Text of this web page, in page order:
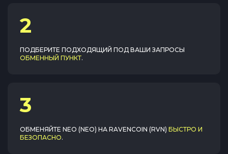
2
ПОДБЕРИТЕ ПОДХОДЯЩИЙ ПОД ВАШИ ЗАПРОСЫ
ОБМЕННЫЙ ПУНКТ.
3
ОБМЕНЯЙТЕ NEO (NEO) НА RAVENCOIN (RVN) БЫСТРО И
БЕЗОПАСНО.